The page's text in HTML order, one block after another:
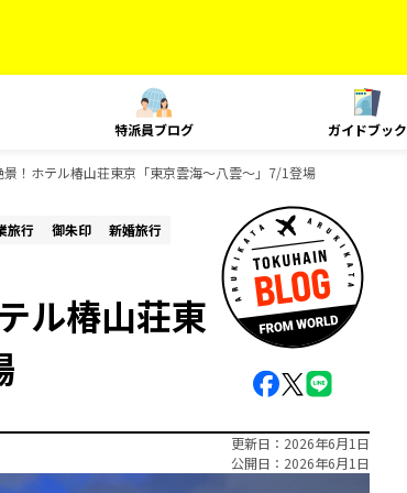
特派員ブログ ガイドブック
景！ホテル椿山荘東京「東京雲海～八雲～」7/1登場
旅行 御朱印
新婚旅行
ル椿山荘東
更新日
2026年6月1日
公開日
2026年6月1日